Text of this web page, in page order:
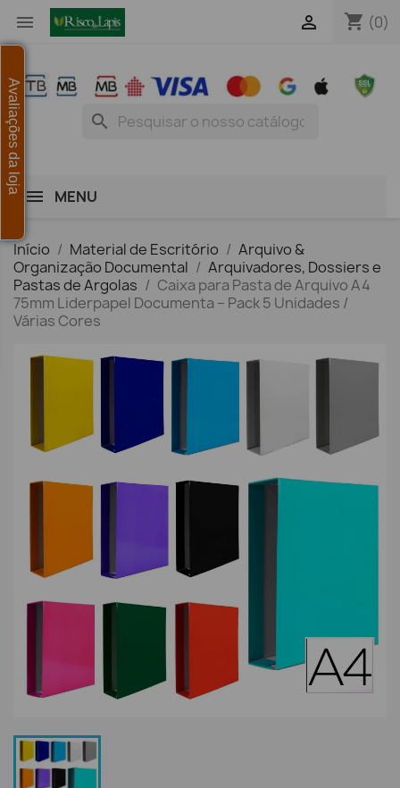
 shopping_cart (0)

search
MENU
Início Material de Escritório
Arquivo &
Organização Documental
Arquivadores, Dossiers e
Pastas de Argolas
Caixa para Pasta de Arquivo A4
75mm Liderpapel Documenta – Pack 5 Unidades /
Várias Cores
Avaliações da loja